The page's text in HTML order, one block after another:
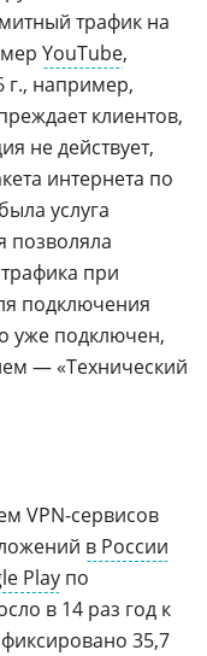
трафик на
YouTube,
г., например,
клиентов,
не действует,
интернета по
услуга
позволяла
при
подключения
уже подключен,
— «Технический
VPN-сервисов
в России
Play по
в 14 раз год к
35,7